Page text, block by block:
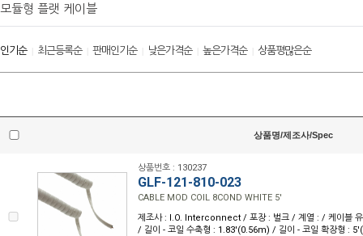
모듈형 플랫 케이블
인기순| 최근등록순| 판매인기순| 낮은가격순| 높은가격순| 상품평많은순
상품명/제조사/Spec
상품번호 : 130237
GLF-121-810-023
CABLE MOD COIL 8COND WHITE 5'
제조사 : I.O. Interconnect / 포장 : 벌크 / 계열 : / 케이블
/ 길이 - 코일 수축형 : 1.83'(0.56m) / 길이 - 코일 확장형 :